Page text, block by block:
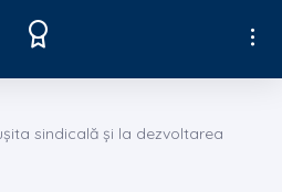
sindicală și la dezvoltarea